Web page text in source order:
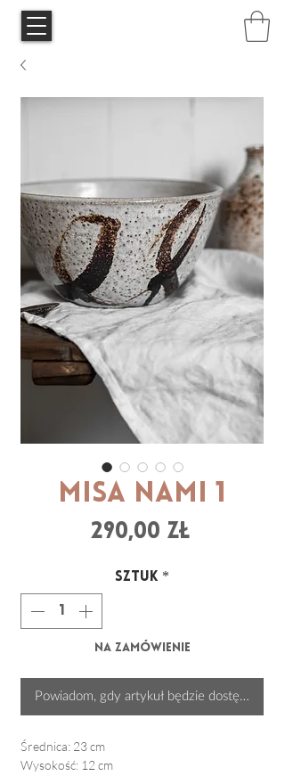
Misa NAMI 1
290,00 złCena
Sztuk *
Na zamówienie
Powiadom, gdy artykuł będzie dostępny
Średnica: 23 cm
Wysokość: 12 cm